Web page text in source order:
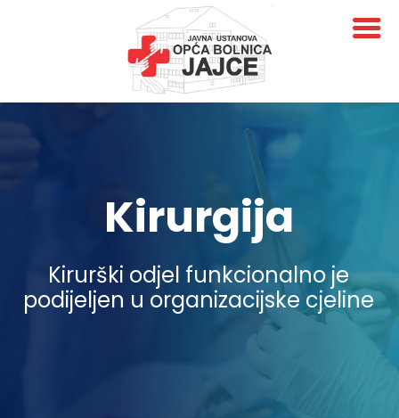
Kirurgija
Kirurški odjel funkcionalno je
podijeljen u organizacijske cjeline